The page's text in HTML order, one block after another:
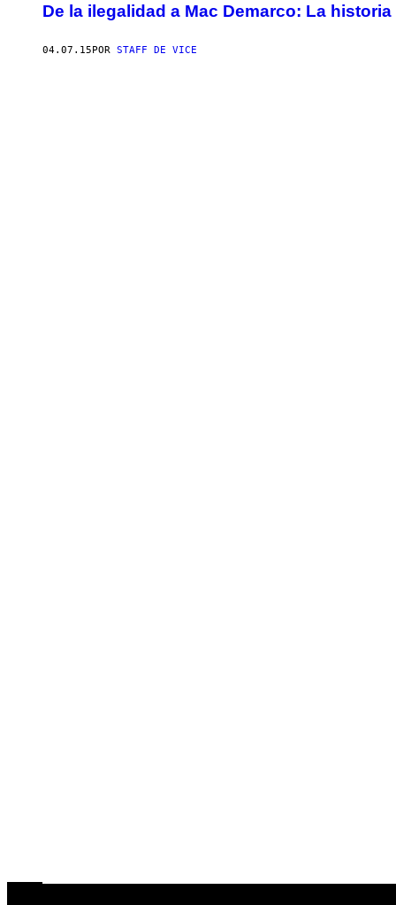
De la ilegalidad a Mac Demarco: La
04.07.15 POR STAFF DE VICE